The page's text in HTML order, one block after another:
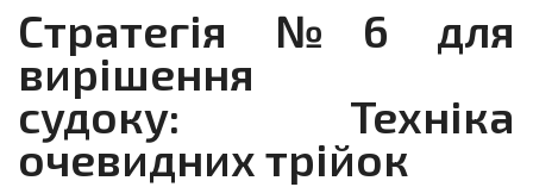
Стратегія №6 для
вирішення
судоку: Техніка
очевидних трійок